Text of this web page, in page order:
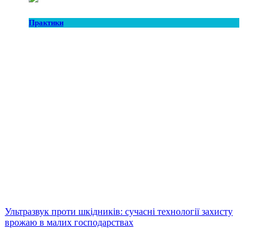
Практики
Ультразвук проти шкідників: сучасні технології захисту
врожаю в малих господарствах